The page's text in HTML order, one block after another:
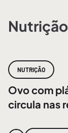
Nutrição
NUTRIÇÃO
Ovo com
circula nas